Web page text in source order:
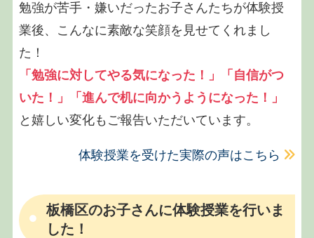
勉強が苦手・嫌いだったお子さんたちが体験授
業後、こんなに素敵な笑顔を見せてくれまし
た！
「勉強に対してやる気になった！」「自信がつ
いた！」「進んで机に向かうようになった！」
と嬉しい変化もご報告いただいています。
体験授業を受けた実際の声はこちら
板橋区のお子さんに体験授業を行いま
した！